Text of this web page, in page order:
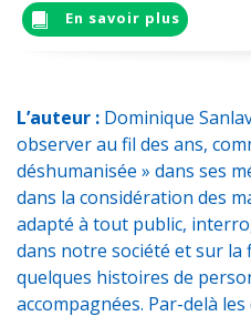
En savoir plus
L’auteur : Dominique
observer au fil des ans,
déshumanisée » dans ses
dans la considération des
adapté à tout public,
dans notre société et sur la
quelques histoires de
accompagnées. Par-delà